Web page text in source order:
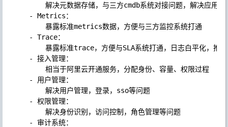
解决元数据存储，与三方cmdb系统对接问题，解决应用，
    - Metrics：
        暴露标准metrics数据，方便与三方监控系统打通
    - Trace：
暴露标准trace，方便与SLA系统打通，日志白平化，推
    - 接入管理：
        相当于阿里云开通服务，分配身份、容量、权限过程
    - 用户管理：
        解决用户管理，登录，sso等问题
    - 权限管理：
        解决身份识别，访问控制，角色管理等问题
    - 审计系统：